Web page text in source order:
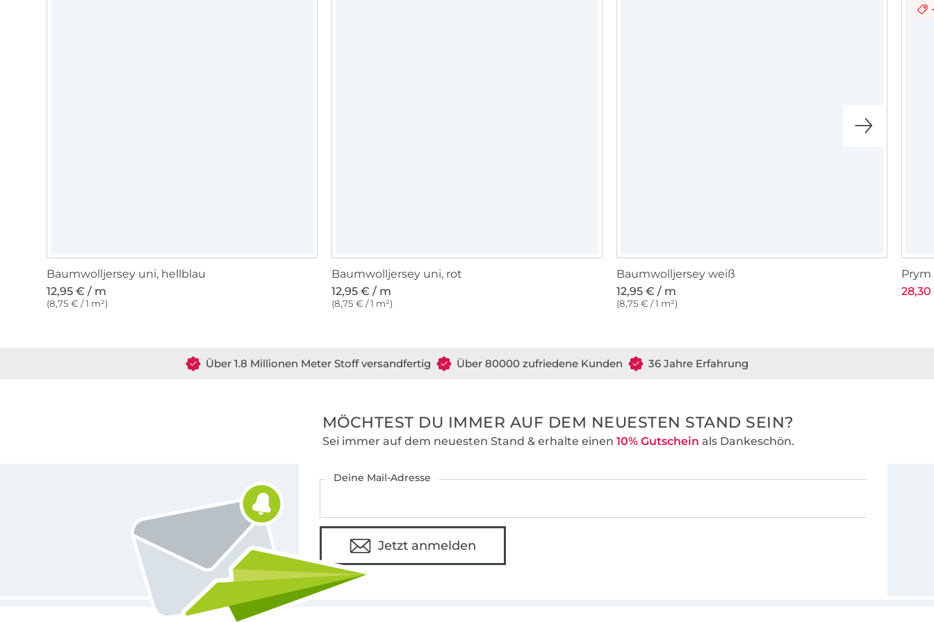
Baumwolljersey uni, hellblau
12,95 € / m
(8,75 € / 1 m²)
Baumwolljersey uni, rot
12,95 € / m
(8,75 € / 1 m²)
Baumwolljersey weiß
12,95 € / m
(8,75 € / 1 m²)
Prym
Über 1.8 Millionen Meter Stoff versandfertig Über 80000 zufriedene Kunden 36 Jahre Erfahrung
MÖCHTEST DU IMMER AUF DEM NEUESTEN STAND SEIN?
Sei immer auf dem neuesten Stand & erhalte einen 10% Gutschein als Dankeschön.
Deine Mail-Adresse
Jetzt anmelden